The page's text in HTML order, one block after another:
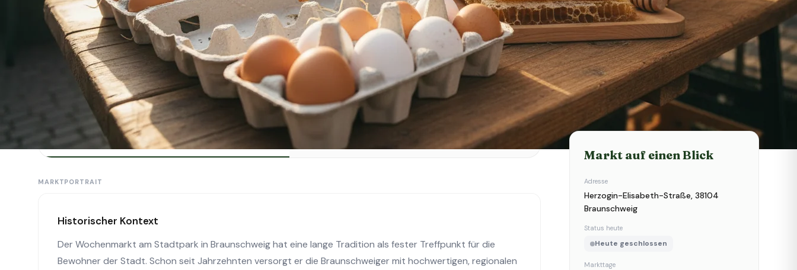
Markttage
Donnerstag
Standort
Braunschweig
Status heute
Heute geschlossen
Über den Markt
MARKTPORTRAIT
Historischer Kontext
Der Wochenmarkt am Stadtpark in Braunschweig hat eine lange Tradition als fester Treffpunkt für die
Bewohner der Stadt. Schon seit Jahrzehnten versorgt er die Braunschweiger mit hochwertigen, regionalen
Markt auf einen Blick
Adresse
Herzogin-Elisabeth-Straße, 38104
Braunschweig
Status heute
Heute geschlossen
Markttage